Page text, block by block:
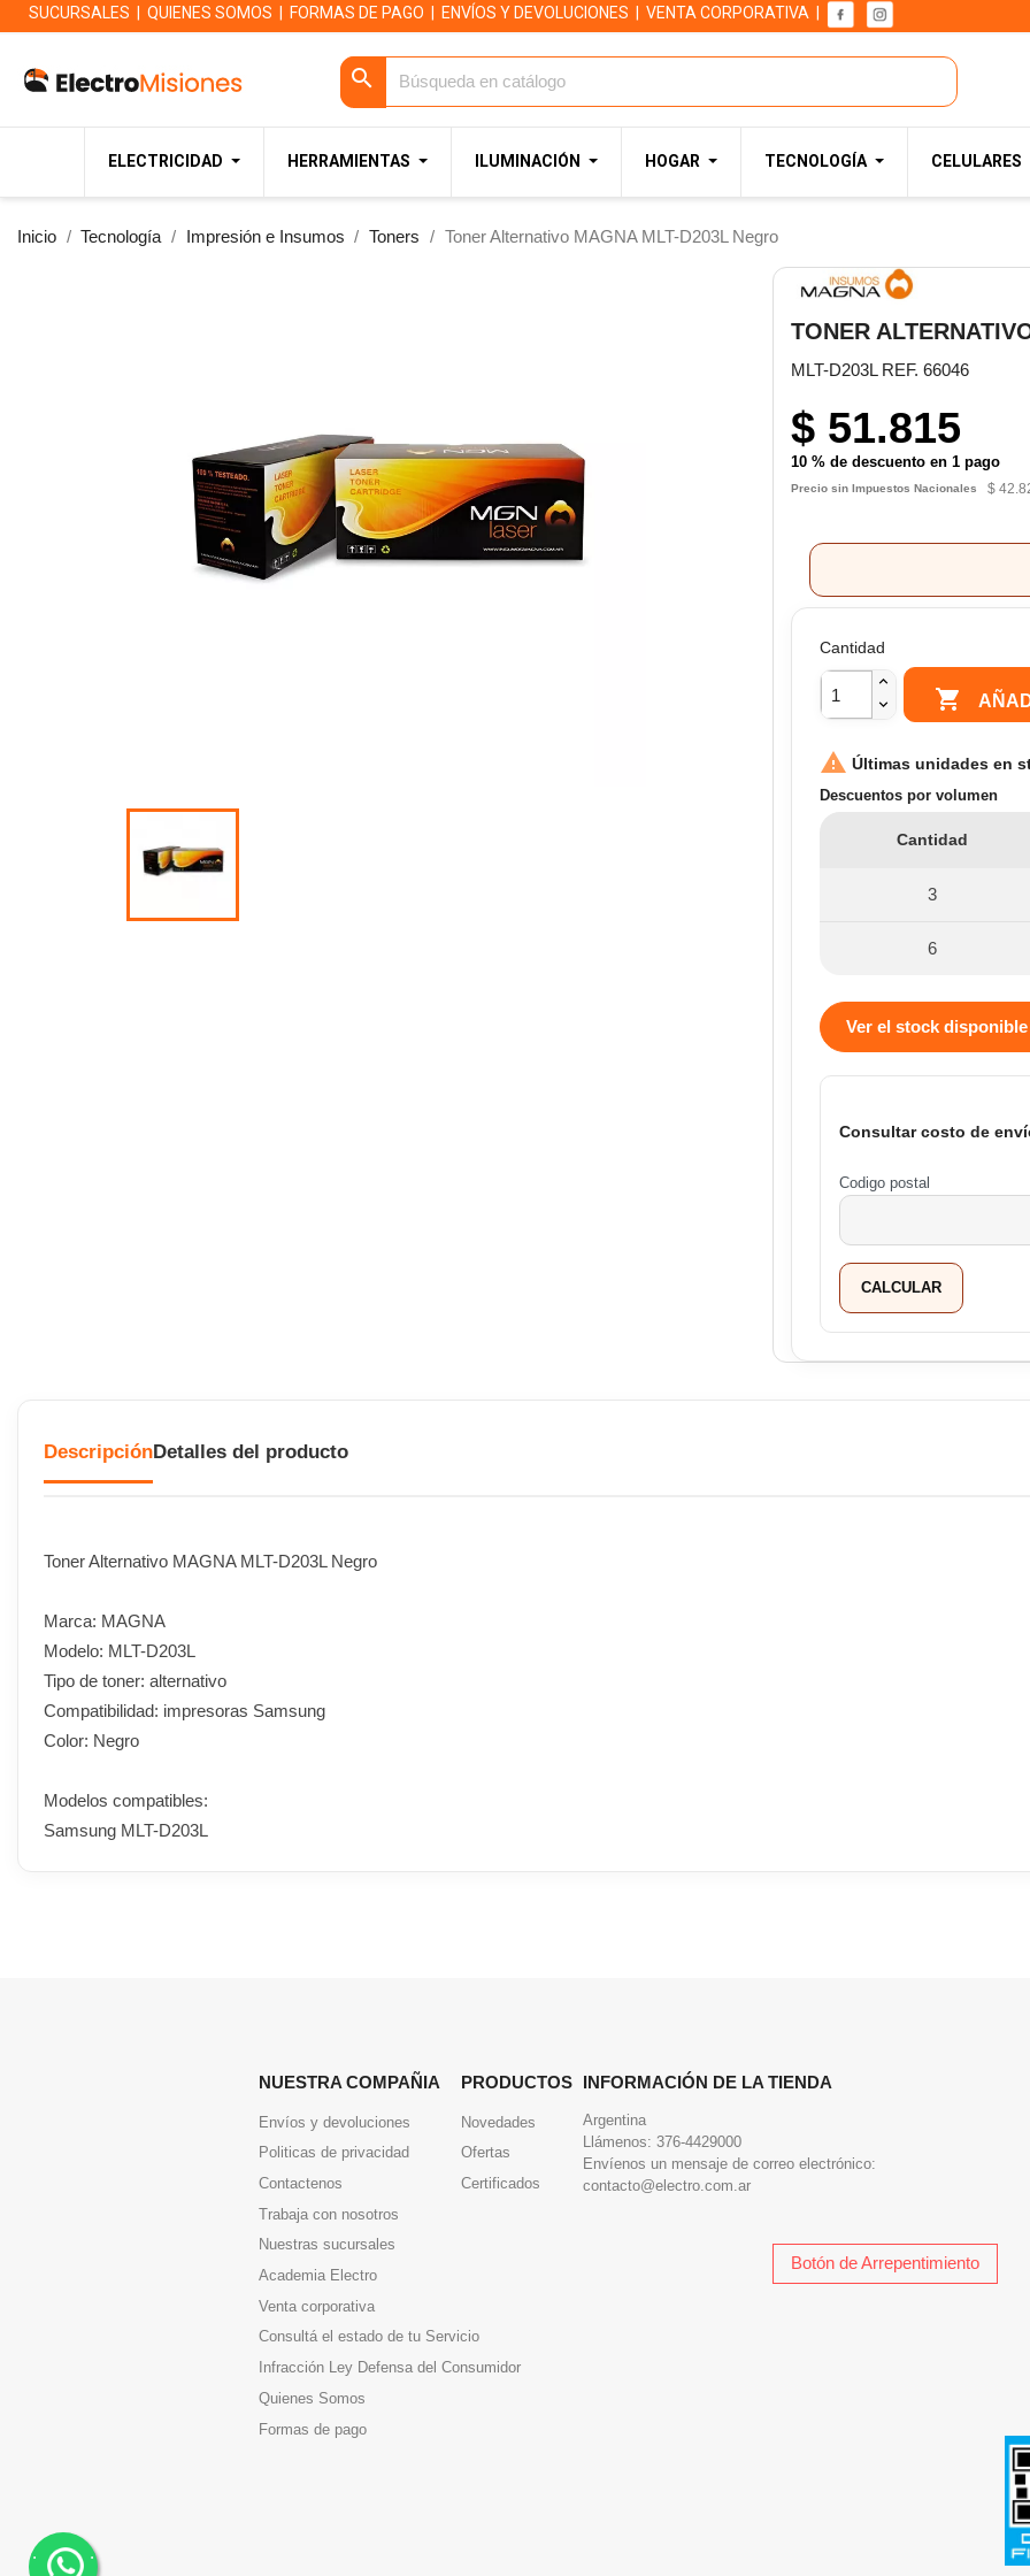
SUCURSALES QUIENES SOMOS FORMAS DE PAGO ENVÍOS Y DEVOLUCIONES VENTA CORPORATIVA
search
ELECTRICIDAD HERRAMIENTAS ILUMINACIÓN HOGAR TECNOLOGÍA CELULARES
Inicio Tecnología Impresión e Insumos Toners Toner Alternativo MAGNA MLT-D203L Negro
TONER
MLT-D203L REF. 66046
$ 51.815
10 % de descuento en 1 pago
Precio sin Impuestos Nacionales $
Cantidad

 Últimas unidades en
Descuentos por volumen
Cantidad
3
6
Ver el stock
Consultar costo de
Codigo postal
CALCULAR
DescripciónDetalles del producto
Toner Alternativo MAGNA MLT-D203L Negro
Marca: MAGNA
Modelo: MLT-D203L
Tipo de toner: alternativo
Compatibilidad: impresoras Samsung
Color: Negro
Modelos compatibles:
Samsung MLT-D203L
NUESTRA COMPAÑIA
Envíos y devoluciones
Politicas de privacidad
Contactenos
Trabaja con nosotros
Nuestras sucursales
Academia Electro
Venta corporativa
Consultá el estado de tu Servicio
Infracción Ley Defensa del Consumidor
Quienes Somos
Formas de pago
PRODUCTOS
Novedades
Ofertas
Certificados
INFORMACIÓN DE LA TIENDA
Argentina
Llámenos: 376-4429000
Envíenos un mensaje de correo electrónico:
contacto@electro.com.ar
Botón de Arrepentimiento
. .